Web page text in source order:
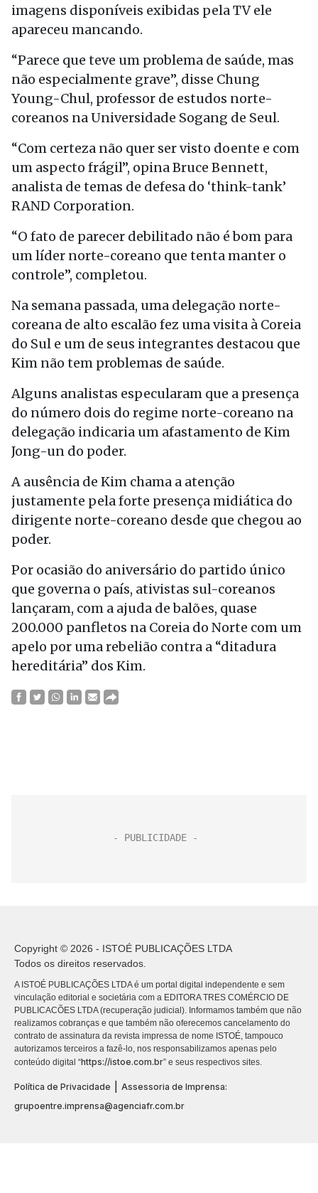
imagens disponíveis exibidas pela TV ele
apareceu mancando.
“Parece que teve um problema de saúde, mas
não especialmente grave”, disse Chung
Young-Chul, professor de estudos norte-
coreanos na Universidade Sogang de Seul.
“Com certeza não quer ser visto doente e com
um aspecto frágil”, opina Bruce Bennett,
analista de temas de defesa do ‘think-tank’
RAND Corporation.
“O fato de parecer debilitado não é bom para
um líder norte-coreano que tenta manter o
controle”, completou.
Na semana passada, uma delegação norte-
coreana de alto escalão fez uma visita à Coreia
do Sul e um de seus integrantes destacou que
Kim não tem problemas de saúde.
Alguns analistas especularam que a presença
do número dois do regime norte-coreano na
delegação indicaria um afastamento de Kim
Jong-un do poder.
A ausência de Kim chama a atenção
justamente pela forte presença midiática do
dirigente norte-coreano desde que chegou ao
poder.
Por ocasião do aniversário do partido único
que governa o país, ativistas sul-coreanos
lançaram, com a ajuda de balões, quase
200.000 panfletos na Coreia do Norte com um
apelo por uma rebelião contra a “ditadura
hereditária” dos Kim.
Copyright © 2026 - ISTOÉ PUBLICAÇÕES LTDA
Todos os direitos reservados.
A ISTOÉ PUBLICAÇÕES LTDA é um portal digital independente e sem
vinculação editorial e societária com a EDITORA TRES COMÉRCIO DE
PUBLICACÕES LTDA (recuperação judicial). Informamos também que não
realizamos cobranças e que também não oferecemos cancelamento do
contrato de assinatura da revista impressa de nome ISTOÉ, tampouco
autorizamos terceiros a fazê-lo, nos responsabilizamos apenas pelo
conteúdo digital “https://istoe.com.br” e seus respectivos sites.
Política de Privacidade
Assessoria de Imprensa:
grupoentre.imprensa@agenciafr.com.br